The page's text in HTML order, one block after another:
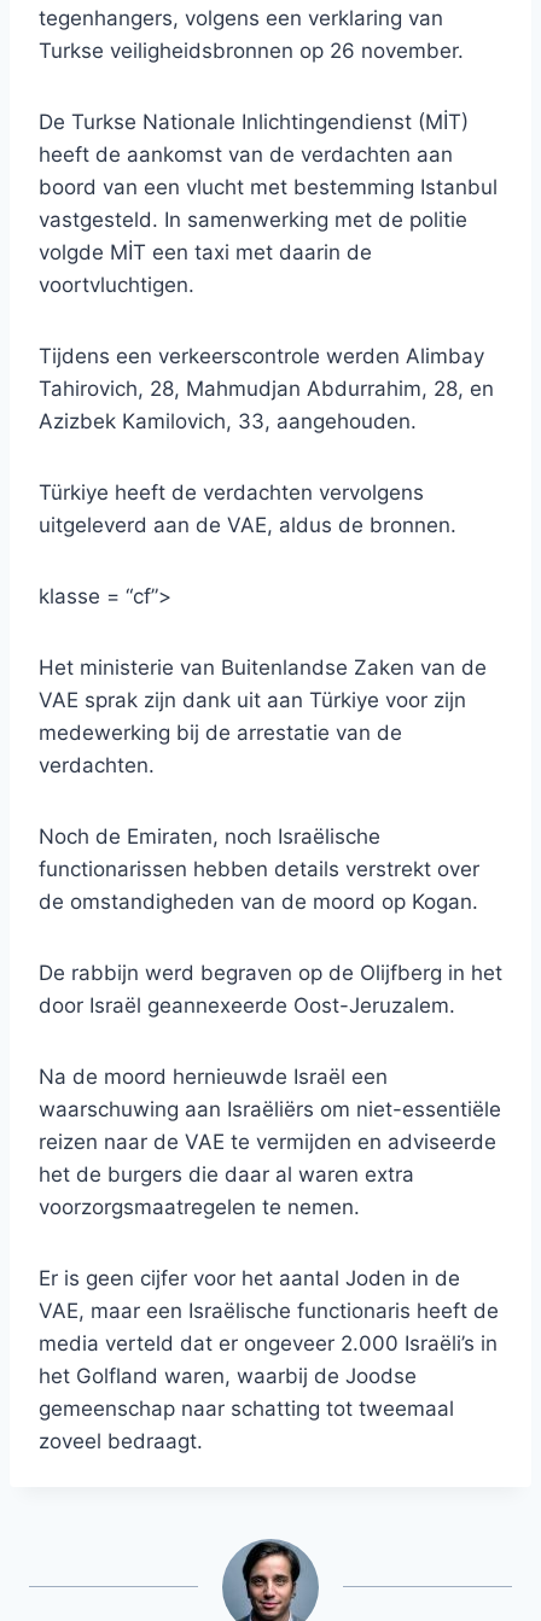
tegenhangers, volgens een verklaring van
Turkse veiligheidsbronnen op 26 november.
De Turkse Nationale Inlichtingendienst (MİT)
heeft de aankomst van de verdachten aan
boord van een vlucht met bestemming Istanbul
vastgesteld. In samenwerking met de politie
volgde MİT een taxi met daarin de
voortvluchtigen.
Tijdens een verkeerscontrole werden Alimbay
Tahirovich, 28, Mahmudjan Abdurrahim, 28, en
Azizbek Kamilovich, 33, aangehouden.
Türkiye heeft de verdachten vervolgens
uitgeleverd aan de VAE, aldus de bronnen.
klasse = “cf”>
Het ministerie van Buitenlandse Zaken van de
VAE sprak zijn dank uit aan Türkiye voor zijn
medewerking bij de arrestatie van de
verdachten.
Noch de Emiraten, noch Israëlische
functionarissen hebben details verstrekt over
de omstandigheden van de moord op Kogan.
De rabbijn werd begraven op de Olijfberg in het
door Israël geannexeerde Oost-Jeruzalem.
Na de moord hernieuwde Israël een
waarschuwing aan Israëliërs om niet-essentiële
reizen naar de VAE te vermijden en adviseerde
het de burgers die daar al waren extra
voorzorgsmaatregelen te nemen.
Er is geen cijfer voor het aantal Joden in de
VAE, maar een Israëlische functionaris heeft de
media verteld dat er ongeveer 2.000 Israëli’s in
het Golfland waren, waarbij de Joodse
gemeenschap naar schatting tot tweemaal
zoveel bedraagt.